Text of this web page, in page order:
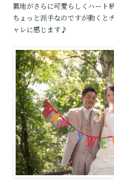
裏地がさらに可愛らしくハート柄
ちょっと派手なのですが動くと
ャレに感じます♪